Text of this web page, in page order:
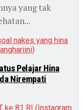
yang tak
Pelajar Hina
Nirempati